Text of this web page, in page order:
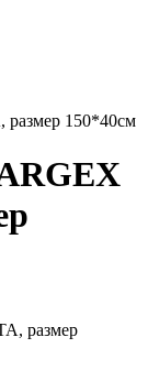
размер 150*40см